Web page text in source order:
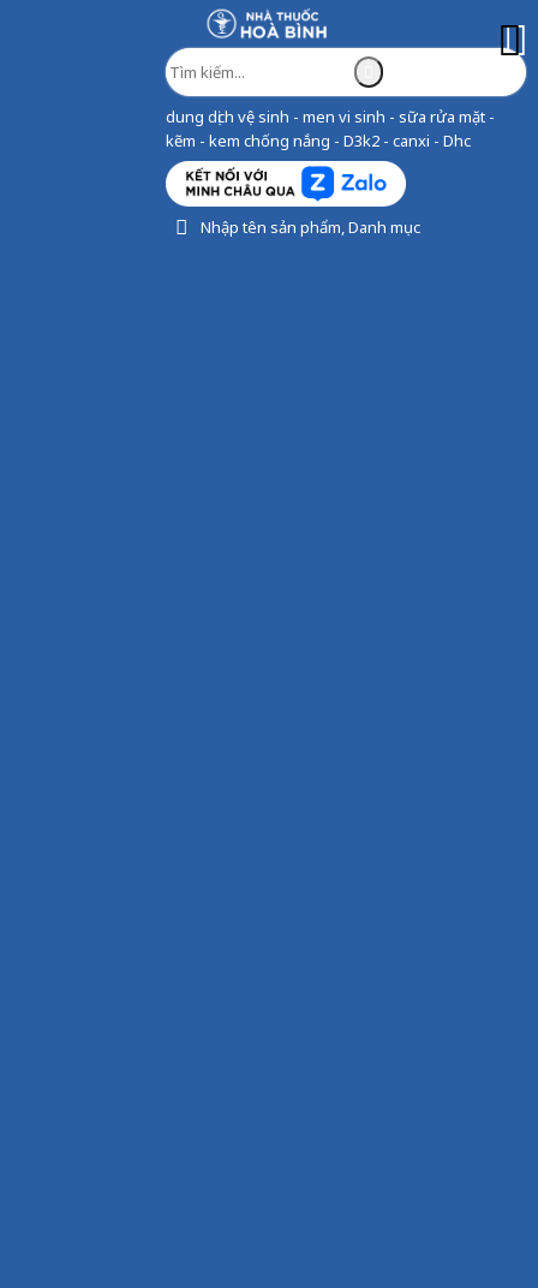
dung dịch vệ sinh - men vi sinh - sữa rửa mặt -
kẽm - kem chống nắng - D3k2 - canxi - Dhc
Nhập tên sản phẩm, Danh mục